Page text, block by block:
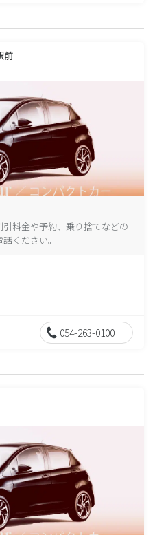
前
料金や予約、乗り捨てなどの
ください。
054-263-0100